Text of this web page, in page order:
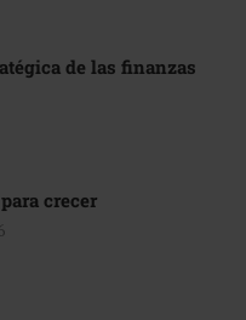
de las finanzas
crecer